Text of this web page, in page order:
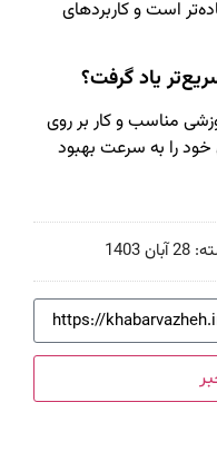
است و کاربردهای
یاد گرفت؟
مناسب و کار بر روی
خود را به سرعت بهبود
28 آبان 1403